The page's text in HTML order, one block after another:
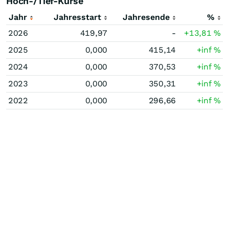
Jahr Jahresstart Jahresende
%
2026
419,97 - +13,81%
2025
0,000 415,14 +inf%
2024
0,000 370,53 +inf%
2023
0,000 350,31 +inf%
2022
0,000 296,66 +inf%